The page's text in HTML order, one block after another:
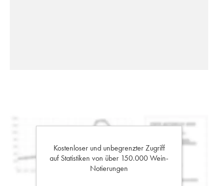
Kostenloser und unbegrenzter Zugriff
auf Statistiken von über 150.000 Wein-
Notierungen